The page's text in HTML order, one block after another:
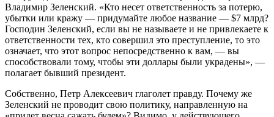
Владимир Зеленский. «Кто несет ответственность за потерю,
убытки или кражу — придумайте любое название — $7 млрд?
Господин Зеленский, если вы не называете и не привлекаете к
ответственности тех, кто совершил это преступление, то это
означает, что этот вопрос непосредственно к вам, — вы
способствовали тому, чтобы эти доллары были украдены», —
полагает бывший президент.
Собственно, Петр Алексеевич глаголет правду. Почему же
Зеленский не проводит свою политику, направленную на